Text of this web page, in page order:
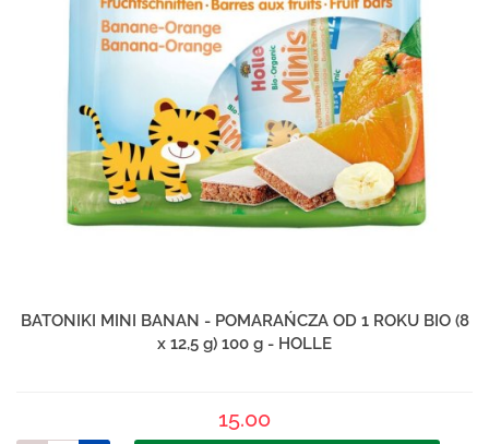
BATONIKI MINI BANAN - POMARAŃCZA OD 1 ROKU BIO (8
x 12,5 g) 100 g - HOLLE
15.00